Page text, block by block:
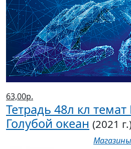
63,00р.
Тетрадь 48л кл
Голубой океан (2021
Магазины